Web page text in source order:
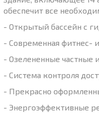
обеспечит все
- Открытый бассейн с
- Современная фитнес-
- Озелененные частные
- Система контроля
- Прекрасно
- Энергоэффективные